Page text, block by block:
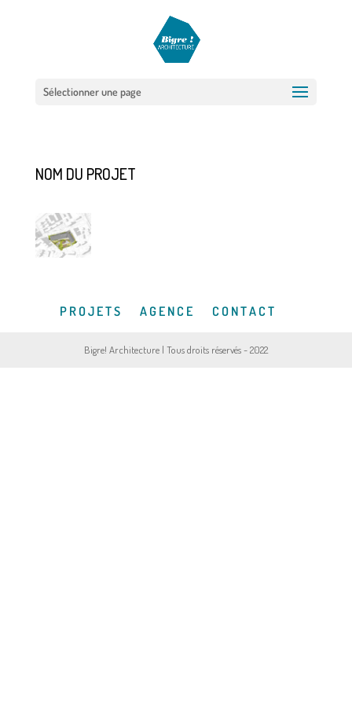
Sélectionner une page
NOM DU PROJET
P R O J E T S A G E N C E C O N T A C T
Bigre! Architecture | Tous droits réservés - 2022